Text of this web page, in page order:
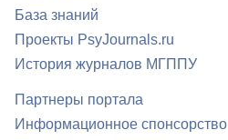
База знаний
Проекты PsyJournals.ru
История журналов МГППУ
Партнеры портала
Информационное спонсорство